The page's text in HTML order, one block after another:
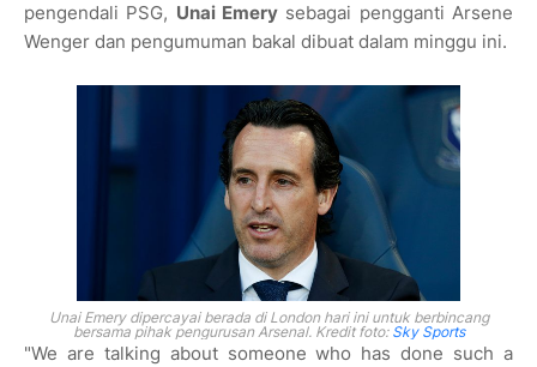
pengendali PSG, Unai Emery sebagai pengganti Arsene
Wenger dan pengumuman bakal dibuat dalam minggu ini.
Unai Emery dipercayai berada di London hari ini untuk berbincang
bersama pihak pengurusan Arsenal. Kredit foto: Sky Sports
"We are talking about someone who has done such a